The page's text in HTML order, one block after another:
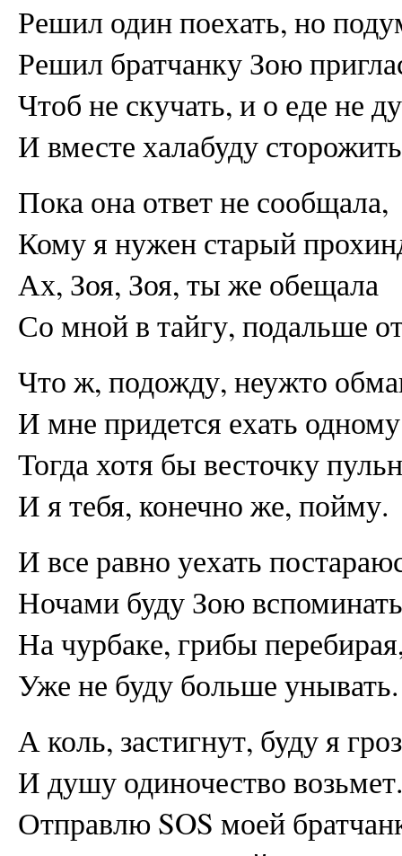
Решил один поехать, но
Решил братчанку Зою
Чтоб не скучать, и о еде не
И вместе халабуду
Пока она ответ не сообщала,
Кому я нужен старый
Ах, Зоя, Зоя, ты же обещала
Со мной в тайгу, подальше
Что ж, подожду, неужто
И мне придется ехать
Тогда хотя бы весточку
И я тебя, конечно же, пойму.
И все равно уехать
Ночами буду Зою
На чурбаке, грибы
Уже не буду больше унывать.
А коль, застигнут, буду я
И душу одиночество возьмет.
Отправлю SOS моей